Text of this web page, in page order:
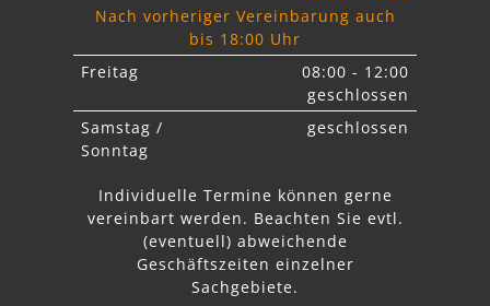
Nach vorheriger Vereinbarung auch
bis 18:00 Uhr
Freitag
08:00 - 12:00
geschlossen
Samstag /
Sonntag
geschlossen
Individuelle Termine können gerne
vereinbart werden. Beachten Sie evtl.
abweichende
Geschäftszeiten einzelner
Sachgebiete.